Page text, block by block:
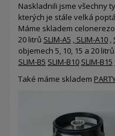
Naskladnili jsme všechny
kterých je stále velká
Máme skladem
20 litrů SLIM-A5 , SLIM-A10 ,
objemech 5, 10, 15 a 20 litrů.
SLIM-B5 SLIM-B10 SLIM-B15
Také máme skladem